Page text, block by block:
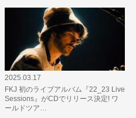
2025.03.17
FKJ 初のライブアルバム『22_23 Live
Sessions』がCDでリリース決定! ワ
ールドツア…